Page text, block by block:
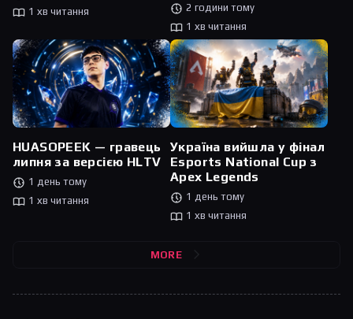
1 хв читання
2 години тому
1 хв читання
HUASOPEEK — гравець
липня за версією HLTV
1 день тому
1 хв читання
Україна вийшла у фінал
Esports National Cup з
Apex Legends
1 день тому
1 хв читання
MORE